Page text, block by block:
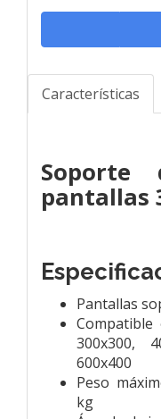
Características
Soporte
pantallas
Pantallas
Compatible
300x300,
600x400
Peso
kg